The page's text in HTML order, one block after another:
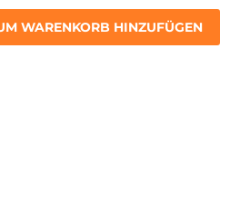
WARENKORB HINZUFÜGEN